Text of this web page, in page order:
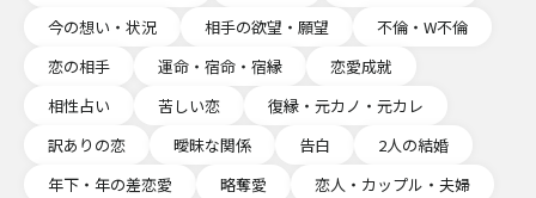
今の想い・状況
相手の欲望・願望
不倫・W不倫
恋の相手
運命・宿命・宿縁
恋愛成就
相性占い
苦しい恋
復縁・元カノ・元カレ
訳ありの恋
曖昧な関係 告白
2人の結婚
年下・年の差恋愛
略奪愛 恋人・カップル・夫婦